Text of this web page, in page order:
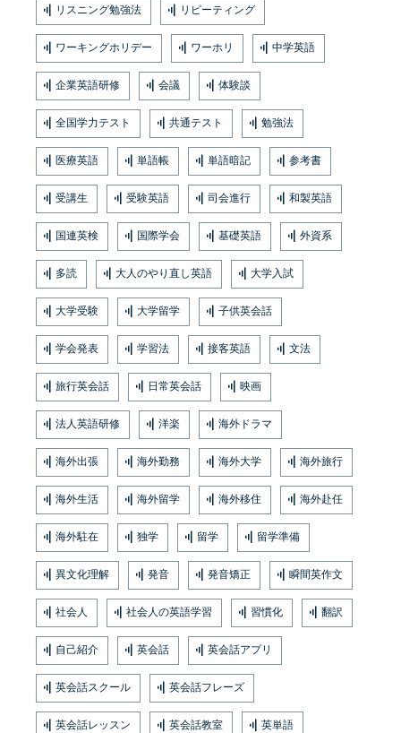
リスニング勉強法 リピーティング
ワーキングホリデー ワーホリ 中学英語
企業英語研修 会議 体験談
全国学力テスト 共通テスト 勉強法
医療英語 単語帳 単語暗記 参考書
受講生 受験英語 司会進行 和製英語
国連英検 国際学会 基礎英語 外資系
多読 大人のやり直し英語 大学入試
大学受験 大学留学 子供英会話
学会発表 学習法 接客英語 文法
旅行英会話 日常英会話 映画
法人英語研修 洋楽 海外ドラマ
海外出張 海外勤務 海外大学 海外旅行
海外生活 海外留学 海外移住 海外赴任
海外駐在 独学 留学 留学準備
異文化理解 発音 発音矯正 瞬間英作文
社会人 社会人の英語学習 習慣化 翻訳
自己紹介 英会話 英会話アプリ
英会話スクール 英会話フレーズ
英会話レッスン 英会話教室 英単語